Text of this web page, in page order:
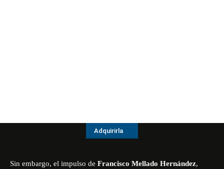
Adquirirla
Sin embargo, el impulso de Francisco Mellado Hernández,